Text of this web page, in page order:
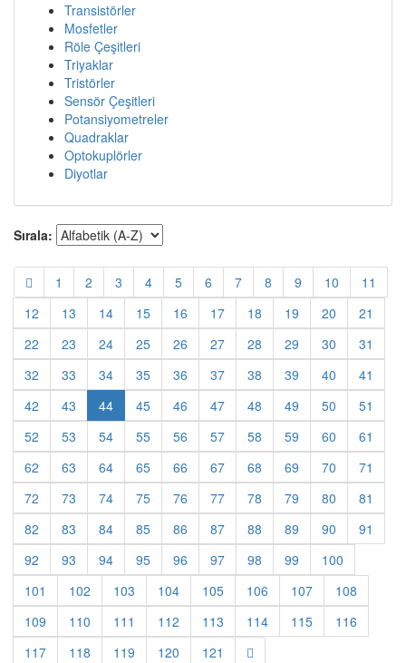
Transistörler
Mosfetler
Röle Çeşitleri
Triyaklar
Tristörler
Sensör Çeşitleri
Potansiyometreler
Quadraklar
Optokuplörler
Diyotlar
Sırala:
1 2 3 4 5 6 7 8 9 10
11
12
13 14 15 16 17 18 19 20
21
22
23 24 25 26 27 28 29 30
31
32
33 34 35 36 37 38 39 40
41
42
43 44 45 46 47 48 49 50
51
52
53 54 55 56 57 58 59 60
61
62
63 64 65 66 67 68 69 70
71
72
73 74 75 76 77 78 79 80
81
82
83 84 85 86 87 88 89 90
91
92
93 94 95 96 97 98 99
100
101
102 103 104 105 106 107
108
109
110 111 112 113 114 115
116
117
118 119 120 121